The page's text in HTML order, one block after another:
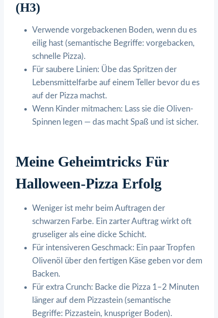
(H3)
Verwende vorgebackenen Boden, wenn du es
eilig hast (semantische Begriffe: vorgebacken,
schnelle Pizza).
Für saubere Linien: Übe das Spritzen der
Lebensmittelfarbe auf einem Teller bevor du es
auf der Pizza machst.
Wenn Kinder mitmachen: Lass sie die Oliven-
Spinnen legen — das macht Spaß und ist sicher.
Meine Geheimtricks Für
Halloween-Pizza Erfolg
Weniger ist mehr beim Auftragen der
schwarzen Farbe. Ein zarter Auftrag wirkt oft
gruseliger als eine dicke Schicht.
Für intensiveren Geschmack: Ein paar Tropfen
Olivenöl über den fertigen Käse geben vor dem
Backen.
Für extra Crunch: Backe die Pizza 1–2 Minuten
länger auf dem Pizzastein (semantische
Begriffe: Pizzastein, knuspriger Boden).